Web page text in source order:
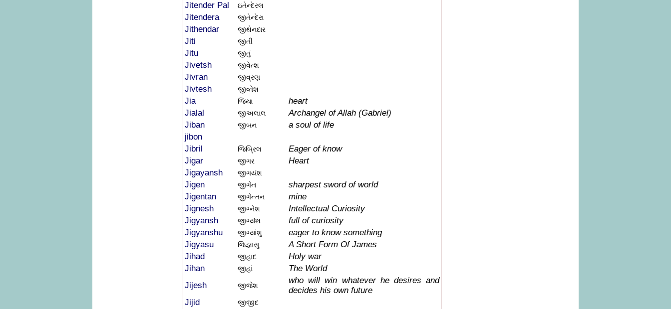
Jitender Pal ઇતેન્દેરલ
Jitendera જીતેન્દેરા
Jithendar જીથેનદાર
Jiti જીતી
Jitu જીતું
Jivetsh જીવેત્શ
Jivran જીવ્રણ
Jivtesh જીવ્તેશ
Jia જિયા
heart
Jialal
જીઅલાલ
Archangel of Allah (Gabriel)
Jiban
જીબન
a soul of life
jibon
Jibril
જિબ્રિલ
Eager of know
Jigar
જીગર
Heart
Jigayansh
જીગયંશ
Jigen જીગેન
sharpest sword of world
Jigentan
જીગેન્તન
mine
Jignesh
જીગ્નેશ
Intellectual Curiosity
Jigyansh
જીગ્યંશ
full of curiosity
Jigyanshu
જીગ્યાંશુ
eager to know something
Jigyasu
જિજ્ઞાસુ
A Short Form Of James
Jihad
જીહાદ
Holy war
Jihan
જીહાં
The World
Jijesh
જીજેશ
who will win whatever he desires and
decides his own future
Jijid
જીજીદ